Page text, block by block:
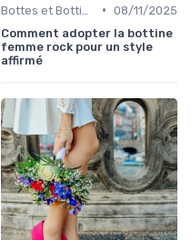
• 08/11/2025
Comment adopter la bottine
femme rock pour un style
affirmé